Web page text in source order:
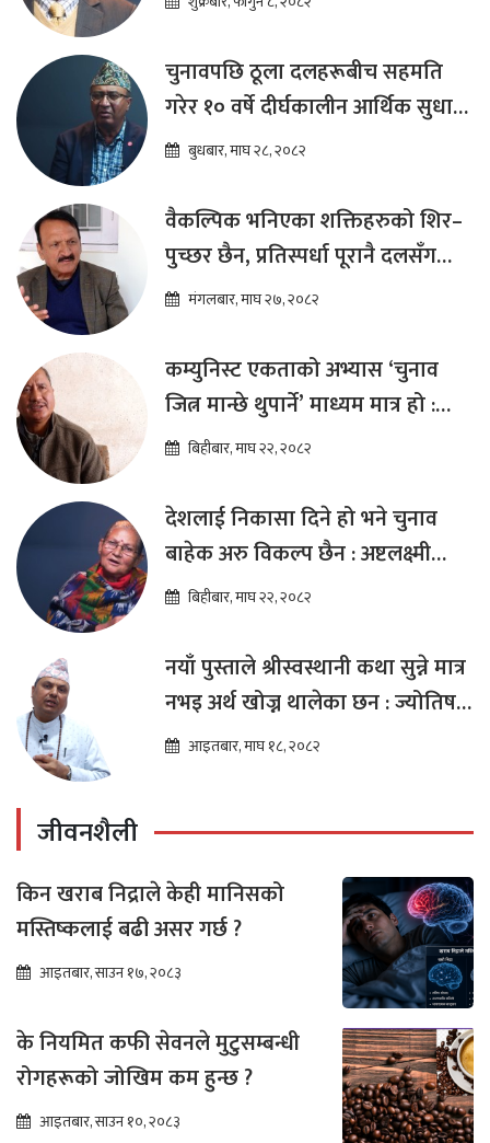
चुनावपछि ठूला दलहरूबीच सहमति
गरेर १० वर्षे दीर्घकालीन आर्थिक सुधार
कार्यक्रम ल्याउनुपर्छ : हेमराज ढकाल
बुधबार, माघ २८, २०८२
वैकल्पिक भनिएका शक्तिहरुको शिर–
पुच्छर छैन, प्रतिस्पर्धा पूरानै दलसँग
हुन्छ : डा.प्रकाश शरण महत
मंगलबार, माघ २७, २०८२
कम्युनिस्ट एकताको अभ्यास ‘चुनाव
जित्न मान्छे थुपार्ने’ माध्यम मात्र हो :
विप्लव
बिहीबार, माघ २२, २०८२
देशलाई निकासा दिने हो भने चुनाव
बाहेक अरु विकल्प छैन : अष्टलक्ष्मी
शाक्यबिहीबार, माघ २२, २०८२
नयाँ पुस्ताले श्रीस्वस्थानी कथा सुन्ने मात्र
नभइ अर्थ खोज्न थालेका छन : ज्योतिष
तारा लोचन न्यौपाने
आइतबार, माघ १८, २०८२
जीवनशैली
किन खराब निद्राले केही मानिसको
मस्तिष्कलाई बढी असर गर्छ ?
आइतबार, साउन १७, २०८३
के नियमित कफी सेवनले मुटुसम्बन्धी
रोगहरूको जोखिम कम हुन्छ ?
आइतबार, साउन १०, २०८३